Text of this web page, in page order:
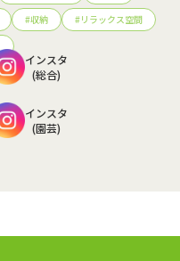
#収納 #リラックス空間
インスタ
(総合)
インスタ
(園芸)